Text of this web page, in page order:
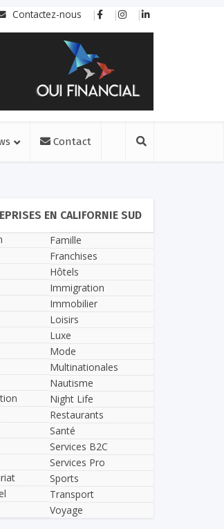
Contactez-nous
Contact
EN CALIFORNIE SUD
Famille
Franchises
Hôtels
Immigration
Immobilier
Loisirs
Luxe
Mode
Multinationales
Nautisme
Night Life
Restaurants
Santé
Services B2C
Services Pro
Sports
Transport
Voyage